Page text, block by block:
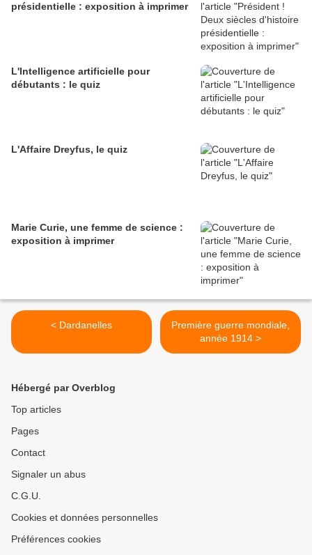
présidentielle : exposition à imprimer
L'Intelligence artificielle pour
débutants : le quiz
L'Affaire Dreyfus, le quiz
Marie Curie, une femme de science :
exposition à imprimer
< Dardanelles
Première guerre mondiale,
année 1914 >
Hébergé par Overblog
Top articles
Pages
Contact
Signaler un abus
C.G.U.
Cookies et données personnelles
Préférences cookies